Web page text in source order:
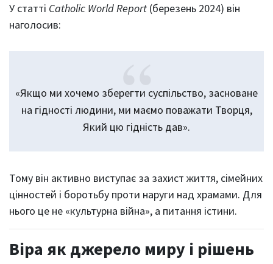
У статті Catholic World Report (березень 2024) він
наголосив:
«Якщо ми хочемо зберегти суспільство, засноване
на гідності людини, ми маємо поважати Творця,
Який цю гідність дав».
Тому він активно виступає за захист життя, сімейних
цінностей і боротьбу проти наруги над храмами. Для
нього це не «культурна війна», а питання істини.
Віра як джерело миру і рішень